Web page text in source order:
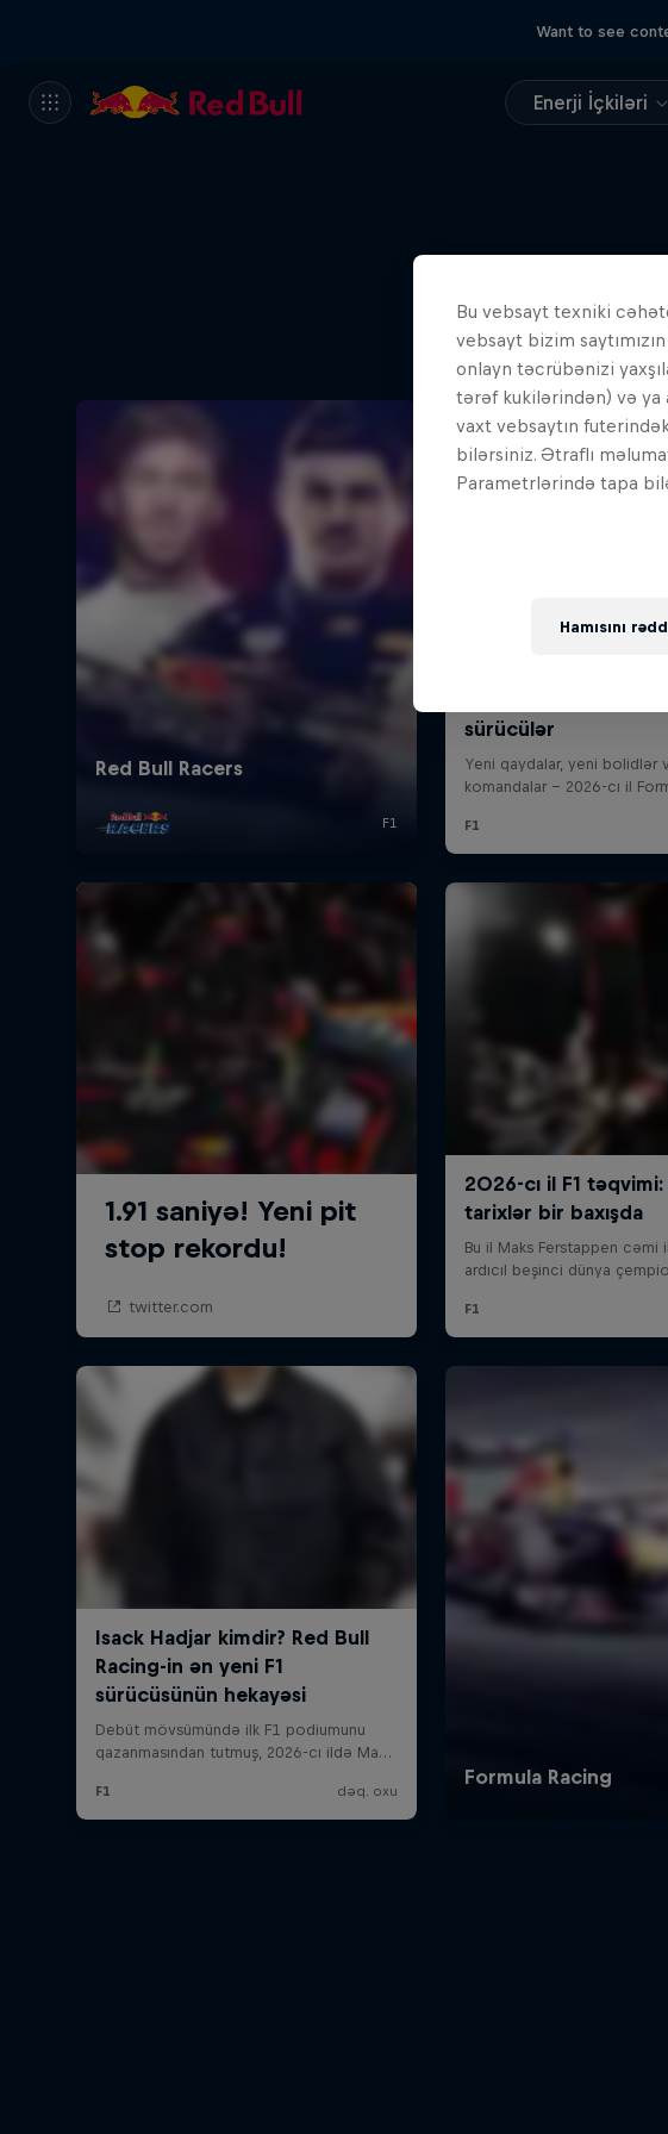
Want to see
Enerji İçkiləri
Bu vebsayt texniki
vebsayt bizim
onlayn təcrübənizi
tərəf kukilərindən) və ya
vaxt vebsaytın
bilərsiniz. Ətraflı
Parametrlərində tapa
Hamısını